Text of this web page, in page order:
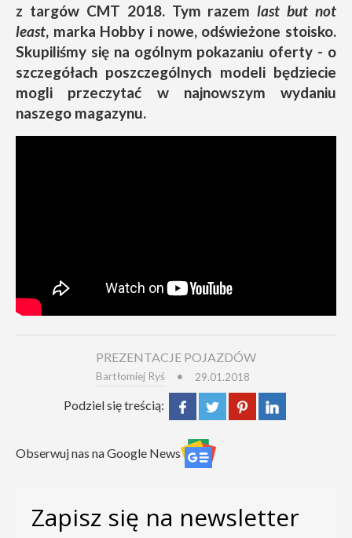
z targów CMT 2018. Tym razem last but not
least, marka Hobby i nowe, odświeżone stoisko.
Skupiliśmy się na ogólnym pokazaniu oferty - o
szczegółach poszczególnych modeli będziecie
mogli przeczytać w najnowszym wydaniu
naszego magazynu.
PREZENTACJE POJAZDÓW
Bartłomiej Ryś 29.01.2018
Podziel się treścią:
Obserwuj nas na Google News
Zapisz się na newsletter